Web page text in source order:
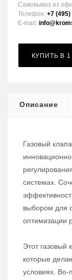
Самовывоз из
Телефон: +7
E-mail:
КУПИТЬ В
Описание
Газовый
системах.
выбором для
оптимизации
Этот газовый
которые
условиях. Во-